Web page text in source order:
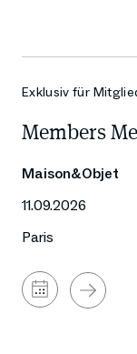
Exklusiv für
Members
Maison&Objet
11.09.2026
Paris
Zum
Kalender